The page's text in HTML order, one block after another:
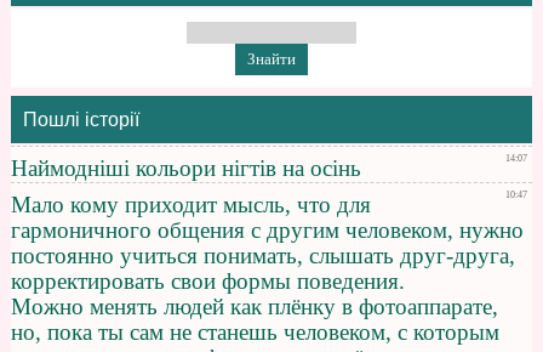
Пошлі історії